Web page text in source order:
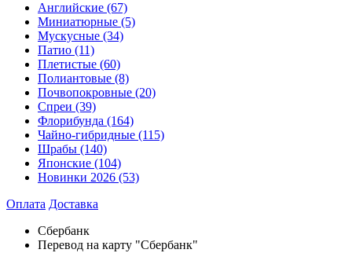
Английские (67)
Миниатюрные (5)
Мускусные (34)
Патио (11)
Плетистые (60)
Полиантовые (8)
Почвопокровные (20)
Спреи (39)
Флорибунда (164)
Чайно-гибридные (115)
Шрабы (140)
Японские (104)
Новинки 2026 (53)
Оплата Доставка
Сбербанк
Перевод на карту "Сбербанк"